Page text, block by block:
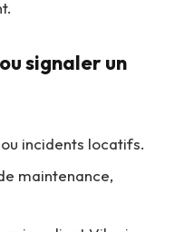
signaler un
incidents locatifs.
maintenance,